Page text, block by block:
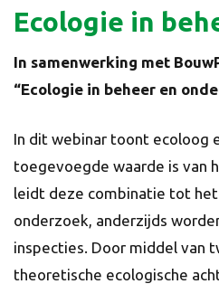
Ecologie in
In samenwerking met
“Ecologie in beheer en
In dit webinar toont ecoloog
toegevoegde waarde is van
leidt deze combinatie tot het
onderzoek, anderzijds
inspecties. Door middel van
theoretische ecologische